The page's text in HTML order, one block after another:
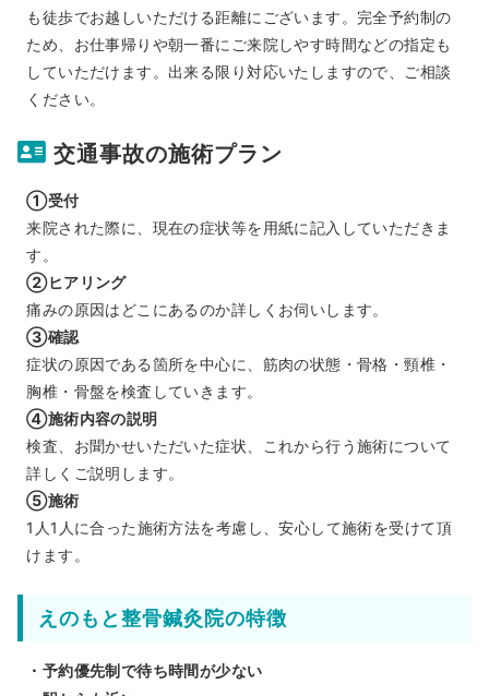
も徒歩でお越しいただける距離にございます。完全予約制の
ため、お仕事帰りや朝一番にご来院しやす時間などの指定も
していただけます。出来る限り対応いたしますので、ご相談
ください。
交通事故の施術プラン
①受付
来院された際に、現在の症状等を用紙に記入していただきま
す。
②ヒアリング
痛みの原因はどこにあるのか詳しくお伺いします。
③確認
症状の原因である箇所を中心に、筋肉の状態・骨格・頸椎・
胸椎・骨盤を検査していきます。
④施術内容の説明
検査、お聞かせいただいた症状、これから行う施術について
詳しくご説明します。
⑤施術
1人1人に合った施術方法を考慮し、安心して施術を受けて頂
けます。
えのもと整骨鍼灸院の特徴
・予約優先制で待ち時間が少ない